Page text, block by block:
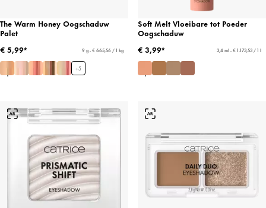
The Warm Honey Oogschaduw
Palet
€ 5,99*
9 g - € 665,56 / 1 kg
+5
Soft Melt Vloeibare tot Poeder
Oogschaduw
€ 3,99*
3,4 ml - € 1.173,53 / 1 l